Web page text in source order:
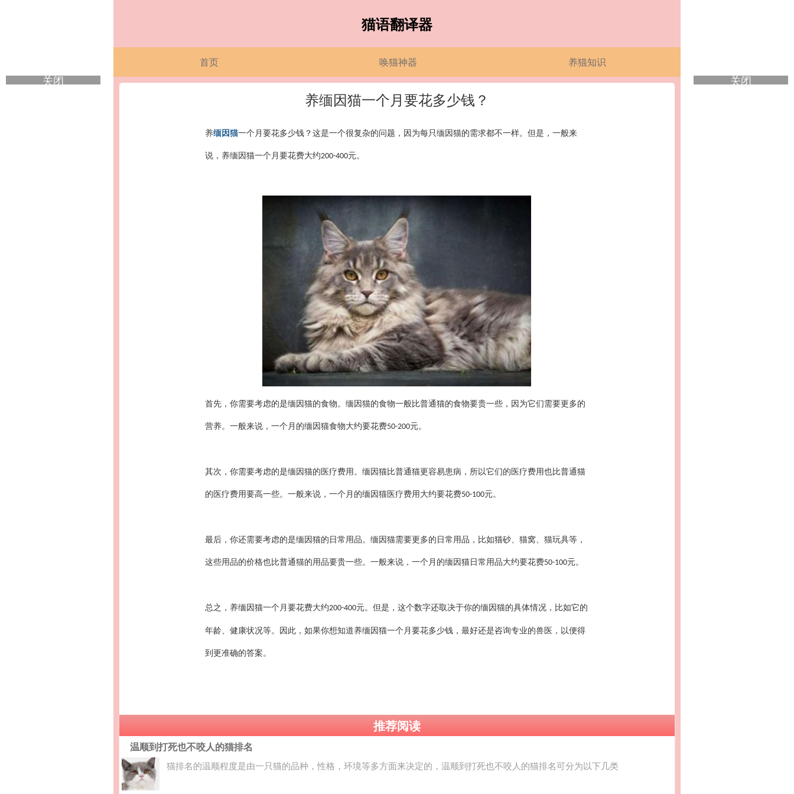
猫语翻译器
首页 唤猫神器 养猫知识
养缅因猫一个月要花多少钱？
养缅因猫一个月要花多少钱？这是一个很复杂的问题，因为每只缅因猫的需求都不一样。但是，一般来
说，养缅因猫一个月要花费大约200-400元。
首先，你需要考虑的是缅因猫的食物。缅因猫的食物一般比普通猫的食物要贵一些，因为它们需要更多的
营养。一般来说，一个月的缅因猫食物大约要花费50-200元。
其次，你需要考虑的是缅因猫的医疗费用。缅因猫比普通猫更容易患病，所以它们的医疗费用也比普通猫
的医疗费用要高一些。一般来说，一个月的缅因猫医疗费用大约要花费50-100元。
最后，你还需要考虑的是缅因猫的日常用品。缅因猫需要更多的日常用品，比如猫砂、猫窝、猫玩具等，
这些用品的价格也比普通猫的用品要贵一些。一般来说，一个月的缅因猫日常用品大约要花费50-100元。
总之，养缅因猫一个月要花费大约200-400元。但是，这个数字还取决于你的缅因猫的具体情况，比如它的
年龄、健康状况等。因此，如果你想知道养缅因猫一个月要花多少钱，最好还是咨询专业的兽医，以便得
到更准确的答案。
推荐阅读
温顺到打死也不咬人的猫排名
猫排名的温顺程度是由一只猫的品种，性格，环境等多方面来决定的，温顺到打死也不咬人的猫排名可分为以下几类
关闭 关闭